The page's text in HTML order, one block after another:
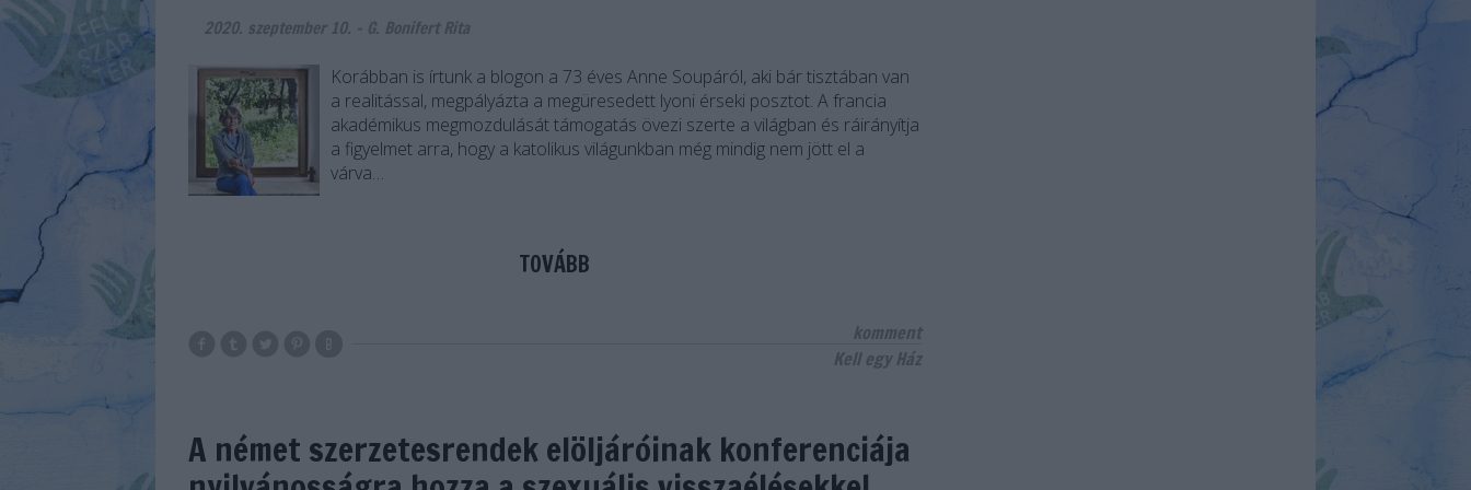
2020. szeptember 10. - G. Bonifert Rita
Korábban is írtunk a blogon a 73 éves Anne Soupáról, aki bár tisztában van
a realitással, megpályázta a megüresedett lyoni érseki posztot. A francia
akadémikus megmozdulását támogatás övezi szerte a világban és ráirányítja
a figyelmet arra, hogy a katolikus világunkban még mindig nem jött el a
várva…
TOVÁBB
komment
Kell egy Ház
A német szerzetesrendek elöljáróinak konferenciája